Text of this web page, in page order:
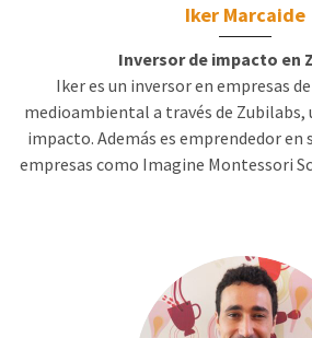
Iker Marcaide
Inversor de impacto en
Iker es un inversor en empresas
medioambiental a través de Zubilabs,
impacto. Además es emprendedor en
empresas como Imagine Montessori